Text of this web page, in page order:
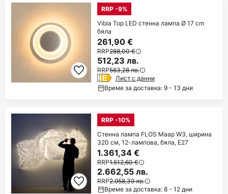
RRP -9%
Vibia Top LED стенна лампа Ø 17 cm
бяла
261,90 €
RRP288,00 €
512,23 лв.
RRP563,28 лв.
Лист с данни
Време за доставка: 9 - 13 дни
RRP -10%
Стенна лампа FLOS Maap W3, ширина
320 см, 12-лампова, бяла, E27
1.361,34 €
RRP1.512,60 €
2.662,55 лв.
RRP2.958,39 лв.
Време за доставка: 8 - 12 дни